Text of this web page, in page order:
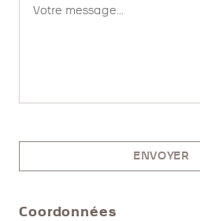
ENVOYER
Coordonnées